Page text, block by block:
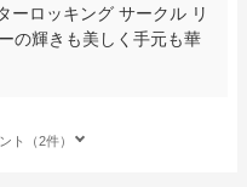
ーロッキング サークル リ
の輝きも美しく手元も華
ト（2件）